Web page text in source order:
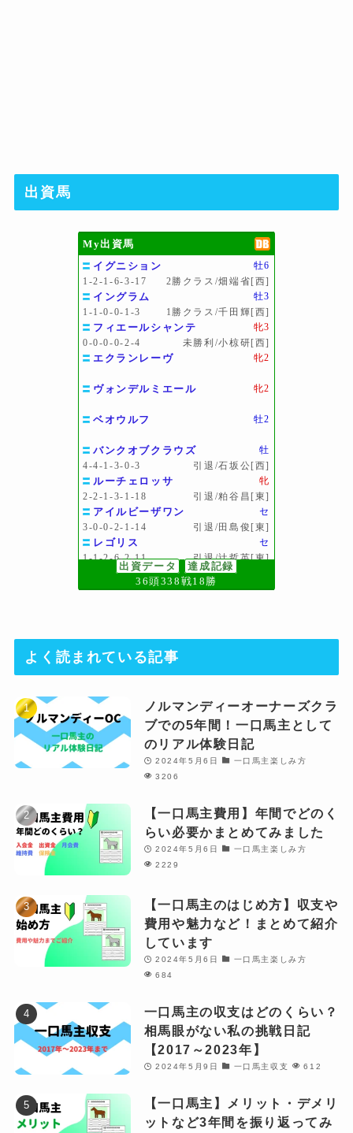
出資馬
My出資馬
牡6
イグニション
2勝クラス/畑端省[西]
1-2-1-6-3-17
牡3
イングラム
1勝クラス/千田輝[西]
1-1-0-0-1-3
牝3
フィエールシャンテ
未勝利/小椋研[西]
0-0-0-0-2-4
牝2
エクランレーヴ
牝2
ヴォンデルミエール
牡2
ベオウルフ
牡
バンクオブクラウズ
引退/石坂公[西]
4-4-1-3-0-3
牝
ルーチェロッサ
引退/粕谷昌[東]
2-2-1-3-1-18
セ
アイルビーザワン
引退/田島俊[東]
3-0-0-2-1-14
セ
レゴリス
引退/辻哲英[東]
1-1-2-6-2-11
バルンストック
引退/天間昭[東]
2-1-0-0-3-19
1-2-3-0-3-13
ヴィオマージュ
バイタルエリア
引退/加藤士[東]
セ
ボーイズオブサマー
引退/畑端省[西]
1-0-1-0-0-20
牝
ラミアヴィータ
0-0-0-2-0-7
牝
ブレリア
引退/村田一[東]
0-0-0-1-1-8
牝
レイレフア
0-0-0-1-0-8
引退/小手川[東]
0-0-0-0-1-5
牡
リバティヘッド
引退/深山雅[東]
0-0-0-0-1-3
グリエクレール
引退/加藤和[東]
0-0-0-0-1-5
コーラルフィーユ
ザサンアップライト
引退/天間昭[東]
牝
メリス
引退/吉村圭[西]
0-0-0-0-0-6
牡
ソルデベラーノ
ミスティネイル
引退/尾形和[東]
0-0-0-0-0-5
牝
ルネッタ
出資データ
達成記録
36頭338戦18勝
よく読まれている記事
ノルマンディーオーナーズクラ
ブでの5年間！一口馬主として
のリアル体験日記
2024年5月6日
一口馬主楽しみ方
3206
【一口馬主費用】年間でどのく
らい必要かまとめてみました
2024年5月6日
一口馬主楽しみ方
2229
【一口馬主のはじめ方】収支や
費用や魅力など！まとめて紹介
しています
2024年5月6日
一口馬主楽しみ方
684
一口馬主の収支はどのくらい？
相馬眼がない私の挑戦日記
【2017～2023年】
2024年5月9日 一口馬主収支 612
【一口馬主】メリット・デメリ
ットなど3年間を振り返ってみ